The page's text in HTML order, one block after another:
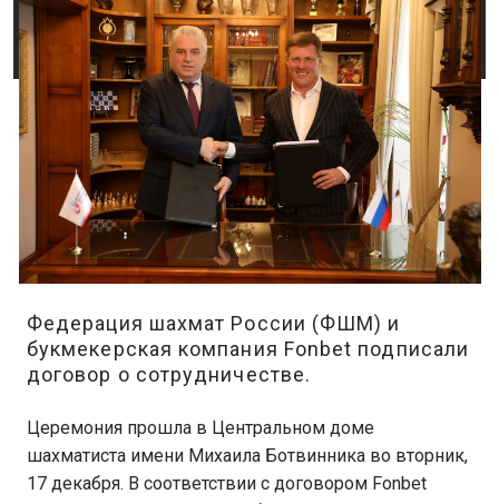
Федерация шахмат России (ФШМ) и
букмекерская компания Fonbet подписали
договор о сотрудничестве.
Церемония прошла в Центральном доме
шахматиста имени Михаила Ботвинника во вторник,
17 декабря. В соответствии с договором Fonbet